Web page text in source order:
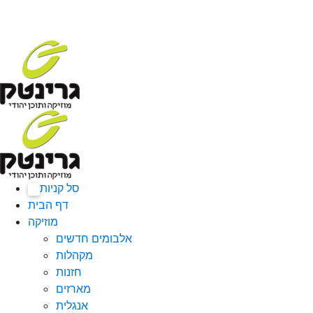
סל קניות
דף הבית
מוזיקה
אלבומים חדשים
מקהלות
חזנות
מארזים
אנגלית